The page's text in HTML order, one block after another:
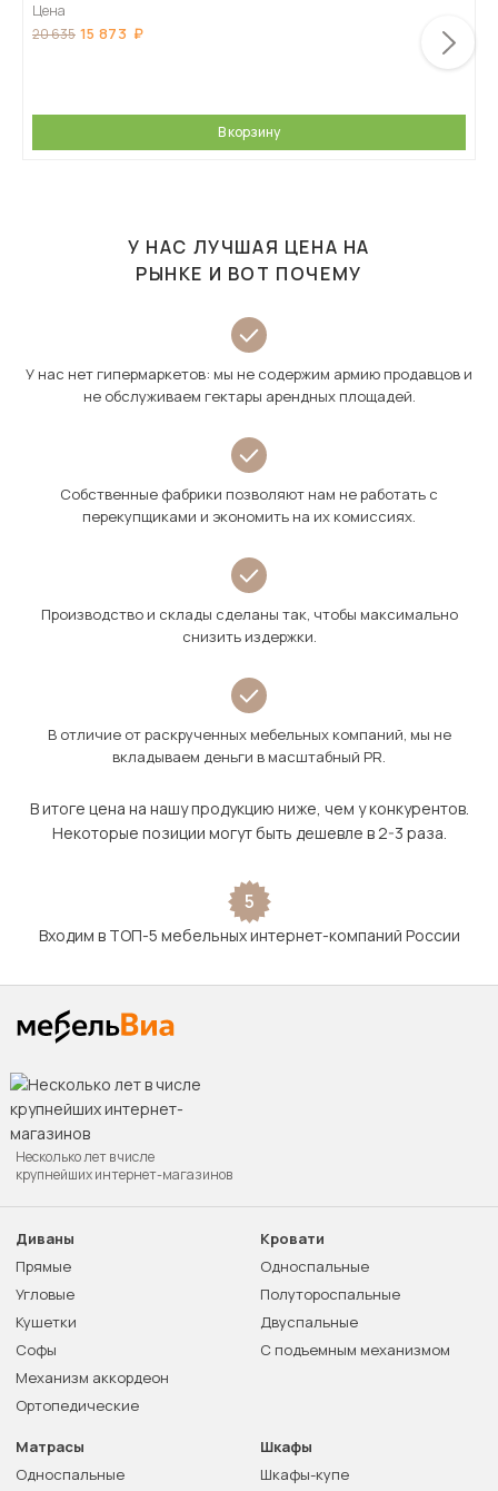
Цена
20 635 15 873
В корзину
У НАС ЛУЧШАЯ ЦЕНА НА
РЫНКЕ И ВОТ ПОЧЕМУ
У нас нет гипермаркетов: мы не содержим армию продавцов и
не обслуживаем гектары арендных площадей.
Собственные фабрики позволяют нам не работать с
перекупщиками и экономить на их комиссиях.
Производство и склады сделаны так, чтобы максимально
снизить издержки.
В отличие от раскрученных мебельных компаний, мы не
вкладываем деньги в масштабный PR.
В итоге цена на нашу продукцию ниже, чем у конкурентов.
Некоторые позиции могут быть дешевле в 2-3 раза.
5
Входим в ТОП-5 мебельных интернет-компаний России
Несколько лет в числе
крупнейших интернет-магазинов
Диваны
Прямые
Угловые
Кушетки
Софы
Механизм аккордеон
Ортопедические
Кровати
Односпальные
Полутороспальные
Двуспальные
С подъемным механизмом
Матрасы
Односпальные
Шкафы
Шкафы-купе